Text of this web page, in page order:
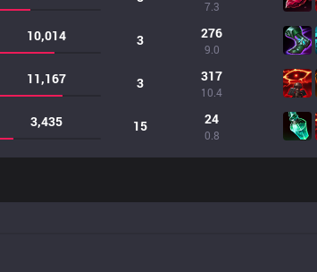
7.3
10,014 3 276
9.0
11,167 3 317
10.4
3,435 15 24
0.8